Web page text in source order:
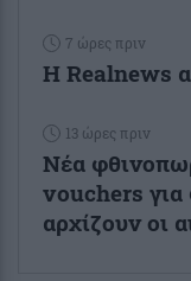
7 ώρες πριν
Η Realnews
13 ώρες πριν
Νέα
vouchers για
αρχίζουν οι